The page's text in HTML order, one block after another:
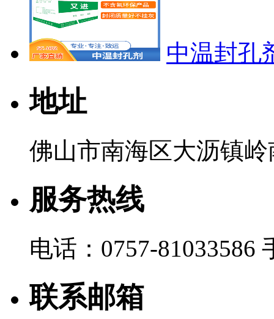
中温封孔
地址
佛山市南海区大沥镇
服务热线
电话：0757-81033586
联系邮箱